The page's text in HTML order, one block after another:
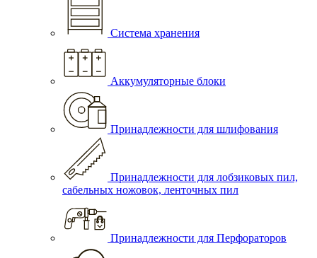
Система хранения
Аккумуляторные блоки
Принадлежности для шлифования
Принадлежности для лобзиковых пил,
сабельных ножовок, ленточных пил
Принадлежности для Перфораторов